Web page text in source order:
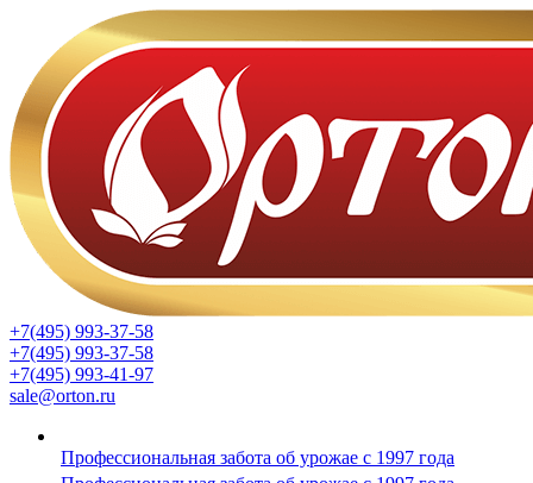
+7(495) 993-37-58
+7(495) 993-37-58
+7(495) 993-41-97
sale@orton.ru
Профессиональная забота об урожае с 1997 года